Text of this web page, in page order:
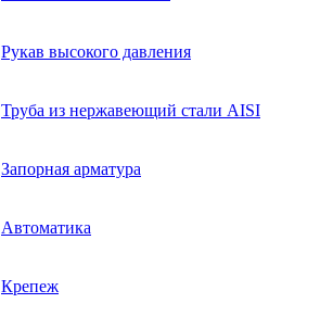
Рукав высокого давления
Труба из нержавеющий стали AISI
Запорная арматура
Автоматика
Крепеж